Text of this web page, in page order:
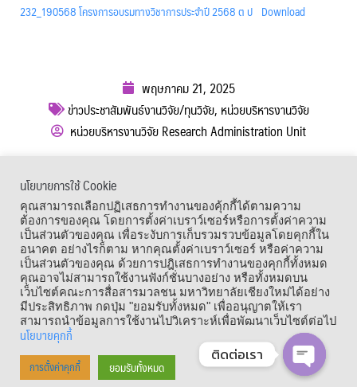
232_190568 โครงการอบรมทางวิชาการประจำปี 2568 ต ป Download
พฤษภาคม 21, 2025
ข่าวประชาสัมพันธ์งานวิจัย/ทุนวิจัย, หน่วยบริหารงานวิจัย
หน่วยบริหารงานวิจัย Research Administration Unit
เมนูลัด
Copyright © 1964 – 2021 Faculty of Mass Communication, Chiang Mai
นโยบายการใช้ Cookie
คุณสามารถเลือกปฏิเสธการทำงานของคุ้กกี้ได้ตามความ
ต้องการของคุณ โดยการตั้งค่าเบราว์เซอร์หรือการตั้งค่าความ
เป็นส่วนตัวของคุณ เพื่อระงับการเก็บรวมรวบข้อมูลโดยคุกกี้ใน
อนาคต อย่างไรก็ตาม หากคุณตั้งค่าเบราว์เซอร์ หรือค่าความ
เป็นส่วนตัวของคุณ ด้วยการปฎิเสธการทำงานของคุกกี้ทั้งหมด
คุณอาจไม่สามารถใช้งานฟังก์ชั่นบางอย่าง หรือทั้งหมดบน
เว็บไซต์คณะการสื่อสารมวลชน มหาวิทยาลัยเชียงใหม่ได้อย่าง
มีประสิทธิภาพ กดปุ่ม "ยอมรับทั้งหมด" เพื่ออนุญาตให้เรา
สามารถนำข้อมูลการใช้งานไปวิเคราะห์เพื่อพัฒนาเว็บไซต์ต่อไป
นโยบายคุกกี้
การตั้งค่าคุกกี้ ยอมรับทั้งหมด
ติดต่อเรา
OPEN